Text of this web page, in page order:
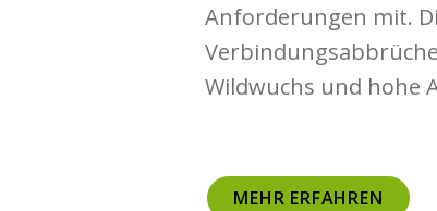
Anforderungen mit.
Wildwuchs und hohe
MEHR ERFAHREN